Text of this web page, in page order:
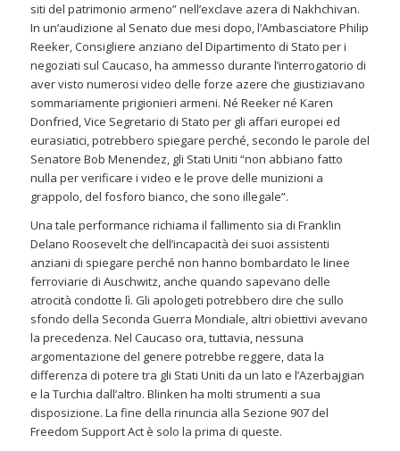
siti del patrimonio armeno” nell’exclave azera di Nakhchivan.
In un’audizione al Senato due mesi dopo, l’Ambasciatore Philip
Reeker, Consigliere anziano del Dipartimento di Stato per i
negoziati sul Caucaso, ha ammesso durante l’interrogatorio di
aver visto numerosi video delle forze azere che giustiziavano
sommariamente prigionieri armeni. Né Reeker né Karen
Donfried, Vice Segretario di Stato per gli affari europei ed
eurasiatici, potrebbero spiegare perché, secondo le parole del
Senatore Bob Menendez, gli Stati Uniti “non abbiano fatto
nulla per verificare i video e le prove delle munizioni a
grappolo, del fosforo bianco, che sono illegale”.
Una tale performance richiama il fallimento sia di Franklin
Delano Roosevelt che dell’incapacità dei suoi assistenti
anziani di spiegare perché non hanno bombardato le linee
ferroviarie di Auschwitz, anche quando sapevano delle
atrocità condotte lì. Gli apologeti potrebbero dire che sullo
sfondo della Seconda Guerra Mondiale, altri obiettivi avevano
la precedenza. Nel Caucaso ora, tuttavia, nessuna
argomentazione del genere potrebbe reggere, data la
differenza di potere tra gli Stati Uniti da un lato e l’Azerbajgian
e la Turchia dall’altro. Blinken ha molti strumenti a sua
disposizione. La fine della rinuncia alla Sezione 907 del
Freedom Support Act è solo la prima di queste.